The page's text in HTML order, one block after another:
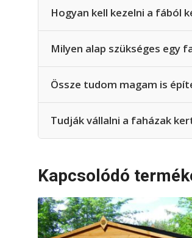
Hogyan kell kezelni a fából
Milyen alap szükséges egy
Össze tudom magam is
Tudják vállalni a faházak
Kapcsolódó